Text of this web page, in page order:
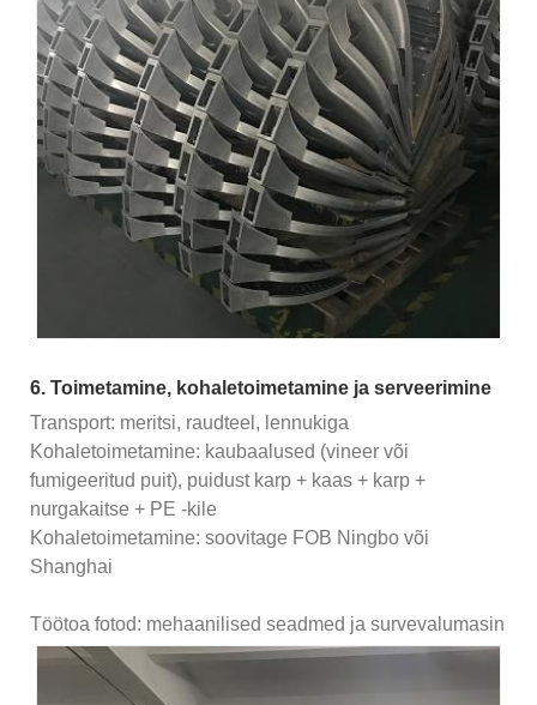
6. Toimetamine, kohaletoimetamine ja serveerimine
Transport: meritsi, raudteel, lennukiga
Kohaletoimetamine: kaubaalused (vineer või
fumigeeritud puit), puidust karp + kaas + karp +
nurgakaitse + PE -kile
Kohaletoimetamine: soovitage FOB Ningbo või
Shanghai
Töötoa fotod: mehaanilised seadmed ja survevalumasin